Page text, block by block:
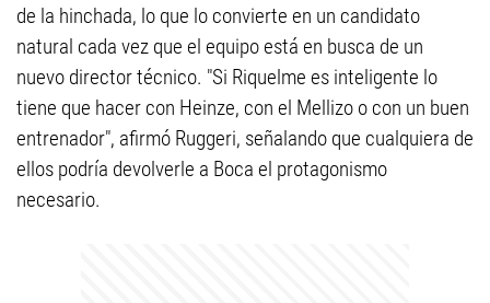
de la hinchada, lo que lo convierte en un candidato
natural cada vez que el equipo está en busca de un
nuevo director técnico. "Si Riquelme es inteligente lo
tiene que hacer con Heinze, con el Mellizo o con un buen
entrenador", afirmó Ruggeri, señalando que cualquiera de
ellos podría devolverle a Boca el protagonismo
necesario.